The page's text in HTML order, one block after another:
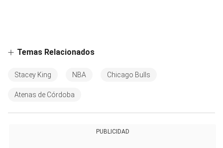
Temas Relacionados
Stacey King NBA Chicago Bulls
Atenas de Córdoba
PUBLICIDAD